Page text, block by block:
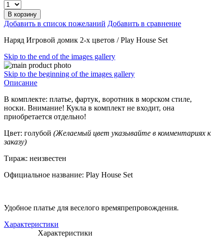
В корзину
Добавить в список пожеланий Добавить в сравнение
Наряд Игровой домик 2-х цветов / Play House Set
Skip to the end of the images gallery
Skip to the beginning of the images gallery
Описание
В комплекте: платье, фартук, воротник в морском стиле,
носки. Внимание! Кукла в комплект не входит, она
приобретается отдельно!
Цвет: голубой (Желаемый цвет указывайте в комментариях к
заказу)
Тираж: неизвестен
Официальное название: Play House Set
Удобное платье для веселого времяпрепровождения.
Характеристики
Характеристики